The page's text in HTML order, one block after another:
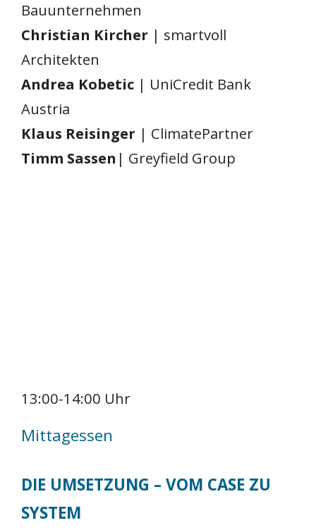
Bauunternehmen
Christian Kircher | smartvoll
Architekten
Andrea Kobetic | UniCredit Bank
Austria
Klaus Reisinger | ClimatePartner
Timm Sassen | Greyfield Group
13:00-14:00 Uhr
Mittagessen
DIE UMSETZUNG – VOM CASE ZU
SYSTEM